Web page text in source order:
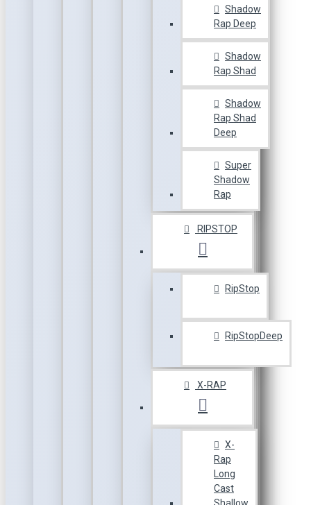
Shadow
Rap Deep
Shadow
Rap Shad
Shadow
Rap Shad
Deep
Super
Shadow
Rap
RIPSTOP
RipStop
RipStopDeep
X-RAP
X-
Rap
Long
Cast